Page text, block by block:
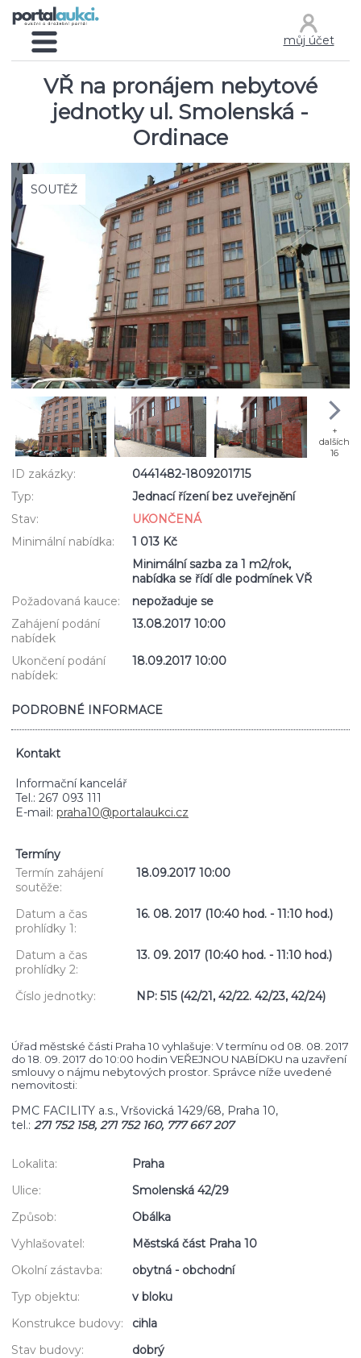
VŘ na pronájem nebytové
jednotky ul. Smolenská -
Ordinace
SOUTĚŽ
+
dalších
16
ID zakázky:
0441482-1809201715
Typ:
Jednací řízení bez uveřejnění
Stav:
UKONČENÁ
Minimální nabídka:
1 013 Kč
Minimální sazba za 1 m2/rok,
nabídka se řídí dle podmínek VŘ
Požadovaná kauce:
nepožaduje se
Zahájení podání
nabídek
13.08.2017 10:00
Ukončení podání
nabídek:
18.09.2017 10:00
PODROBNÉ INFORMACE
Kontakt
Informační kancelář
Tel.: 267 093 111
E-mail: praha10@portalaukci.cz
Termíny
Termín zahájení
soutěže:
18.09.2017 10:00
Datum a čas
prohlídky 1:
16. 08. 2017 (10:40 hod. - 11:10 hod.)
Datum a čas
prohlídky 2:
13. 09. 2017 (10:40 hod. - 11:10 hod.)
Číslo jednotky: NP: 515 (42/21, 42/22. 42/23, 42/24)
Úřad městské části Praha 10 vyhlašuje: V termínu od 08. 08. 2017
do 18. 09. 2017 do 10:00 hodin VEŘEJNOU NABÍDKU na uzavření
smlouvy o nájmu nebytových prostor. Správce níže uvedené
nemovitosti:
PMC FACILITY a.s., Vršovická 1429/68, Praha 10,
tel.: 271 752 158, 271 752 160, 777 667 207
Lokalita:
Praha
Ulice:
Smolenská 42/29
Způsob:
Obálka
Vyhlašovatel:
Městská část Praha 10
Okolní zástavba:
obytná - obchodní
Typ objektu:
v bloku
Konstrukce budovy:
cihla
Stav budovy:
dobrý
můj účet